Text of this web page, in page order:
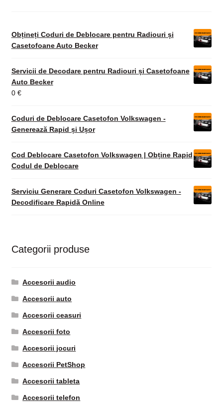
Obțineți Coduri de Deblocare pentru Radiouri și
Casetofoane Auto Becker
Servicii de Decodare pentru Radiouri și Casetofoane
Auto Becker
0 €
Coduri de Deblocare Casetofon Volkswagen -
Generează Rapid și Ușor
Cod Deblocare Casetofon Volkswagen | Obține Rapid
Codul de Deblocare
Serviciu Generare Coduri Casetofon Volkswagen -
Decodificare Rapidă Online
Categorii produse
Accesorii audio
Accesorii auto
Accesorii ceasuri
Accesorii foto
Accesorii jocuri
Accesorii PetShop
Accesorii tableta
Accesorii telefon